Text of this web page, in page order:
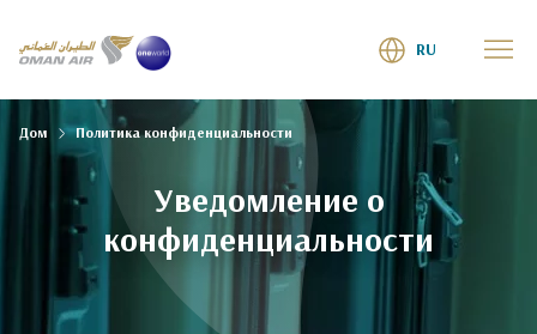
RU
Уведомление о
конфиденциальности
Дом Политика конфиденциальности